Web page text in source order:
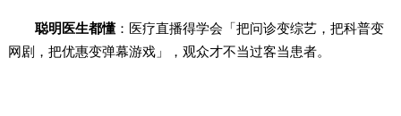
聪明医生都懂：医疗直播得学会「把问诊变综艺，把科普变
网剧，把优惠变弹幕游戏」，观众才不当过客当患者。